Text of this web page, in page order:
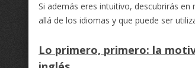
Si además eres intuitivo, descubrirás
allá de los idiomas y que puede ser
Lo primero, primero: la